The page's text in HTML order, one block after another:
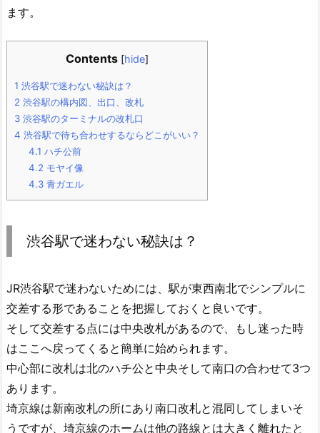
ます。
Contents [hide]
1 渋谷駅で迷わない秘訣は？
2 渋谷駅の構内図、出口、改札
3 渋谷駅のターミナルの改札口
4 渋谷駅で待ち合わせするならどこがいい？
4.1 ハチ公前
4.2 モヤイ像
4.3青ガエル
渋谷駅で迷わない秘訣は？
JR渋谷駅で迷わないためには、駅が東西南北でシンプルに
交差する形であることを把握しておくと良いです。
そして交差する点には中央改札があるので、もし迷った時
はここへ戻ってくると簡単に始められます。
中心部に改札は北のハチ公と中央そして南口の合わせて3つ
あります。
埼京線は新南改札の所にあり南口改札と混同してしまいそ
うですが、埼京線のホームは他の路線とは大きく離れたと